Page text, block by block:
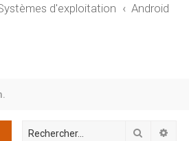
d'exploitation Android
Rechercher